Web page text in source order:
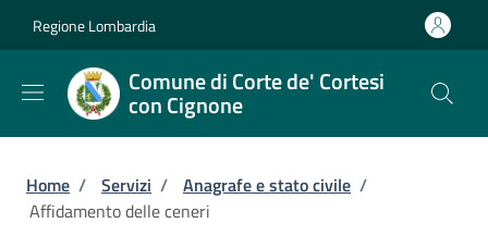
Regione Lombardia
Comune di Corte de' Cortesi
con Cignone
Briciole di pane
Home / Servizi / Anagrafe e stato civile /
Affidamento delle ceneri